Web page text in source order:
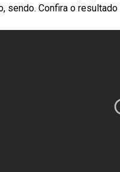
sendo. Confira o